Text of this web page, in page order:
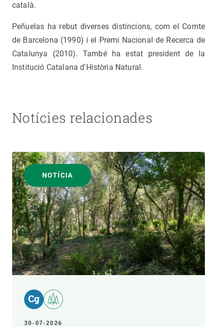
català.
Peñuelas ha rebut diverses distincions, com el Comte
de Barcelona (1990) i el Premi Nacional de Recerca de
Catalunya (2010). També ha estat president de la
Institució Catalana d'Història Natural.
Notícies relacionades
NOTÍCIA
30-07-2026